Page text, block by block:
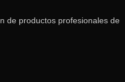
de productos profesionales de